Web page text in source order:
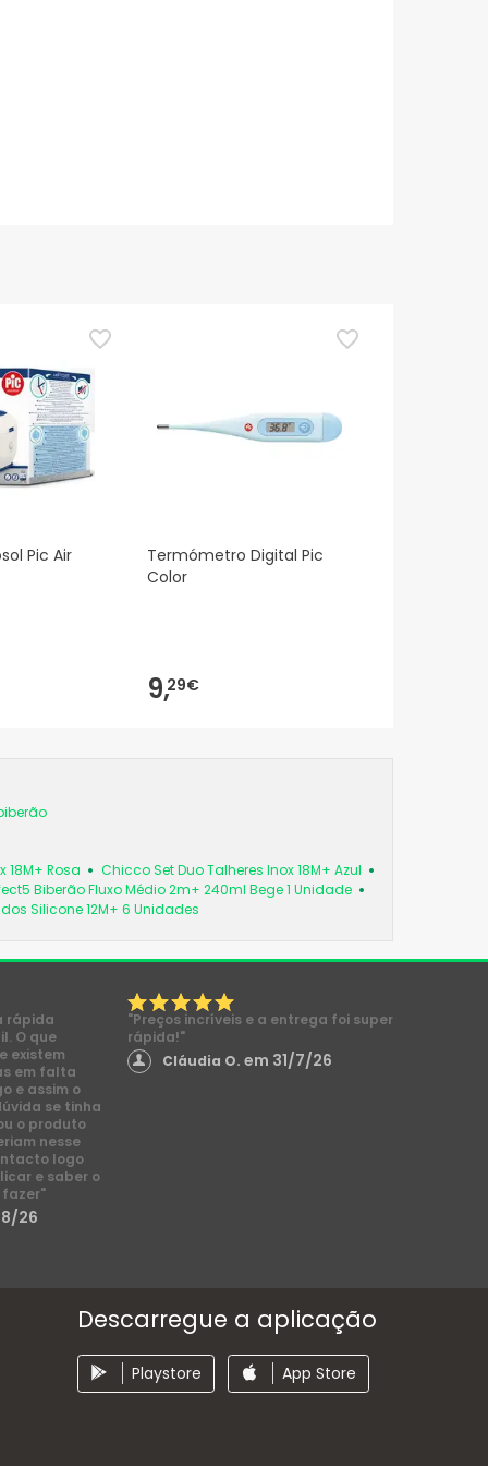
Pic Air
Termómetro Digital Pic
Color
9,29€
18M+ Rosa
Chicco Set Duo Talheres Inox 18M+ Azul
Biberão Fluxo Médio 2m+ 240ml Bege 1 Unidade
Silicone 12M+ 6 Unidades
rápida
O que
existem
em falta
e assim o
se tinha
o produto
nesse
logo
e saber o
fazer"
26
"Preços incríveis e a entrega foi super
rápida!"
Cláudia O. em 31/7/26
Descarregue a aplicação
Playstore App Store